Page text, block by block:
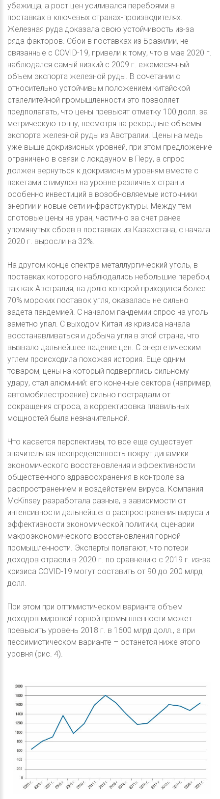
убежища, а рост цен усиливался перебоями в
поставках в ключевых странах-производителях.
Железная руда доказала свою устойчивость из-за
ряда факторов. Сбои в поставках из Бразилии, не
связанные с COVID-19, привели к тому, что в мае 2020 г.
наблюдался самый низкий с 2009 г. ежемесячный
объем экспорта железной руды. В сочетании с
относительно устойчивым положением китайской
сталелитейной промышленности это позволяет
предполагать, что цены превысят отметку 100 долл. за
метрическую тонну, несмотря на рекордные объемы
экспорта железной руды из Австралии. Цены на медь
уже выше докризисных уровней, при этом предложение
ограничено в связи с локдауном в Перу, а спрос
должен вернуться к докризисным уровням вместе с
пакетами стимулов на уровне различных стран и
особенно инвестиций в возобновляемые источники
энергии и новые сети инфраструктуры. Между тем
спотовые цены на уран, частично за счет ранее
упомянутых сбоев в поставках из Казахстана, с начала
2020 г. выросли на 32%.
На другом конце спектра металлургический уголь, в
поставках которого наблюдались небольшие перебои,
так как Австралия, на долю которой приходится более
70% морских поставок угля, оказалась не сильно
задета пандемией. С началом пандемии спрос на уголь
заметно упал. С выходом Китая из кризиса начала
восстанавливаться и добыча угля в этой стране, что
вызвало дальнейшее падение цен. С энергетическим
углем происходила похожая история. Еще одним
товаром, цены на который подверглись сильному
удару, стал алюминий: его конечные сектора (например,
автомобилестроение) сильно пострадали от
сокращения спроса, а корректировка плавильных
мощностей была незначительной.
Что касается перспективы, то все еще существует
значительная неопределенность вокруг динамики
экономического восстановления и эффективности
общественного здравоохранения в контроле за
распространением и воздействием вируса. Компания
McKinsey разработала разные, в зависимости от
интенсивности дальнейшего распространения вируса и
эффективности экономической политики, сценарии
макроэкономического восстановления горной
промышленности. Эксперты полагают, что потери
доходов отрасли в 2020 г. по сравнению с 2019 г. из-за
кризиса COVID-19 могут составить от 90 до 200 млрд
долл.
При этом при оптимистическом варианте объем
доходов мировой горной промышленности может
превысить уровень 2018 г. в 1600 млрд долл., а при
пессимистическом варианте – останется ниже этого
уровня (рис. 4).